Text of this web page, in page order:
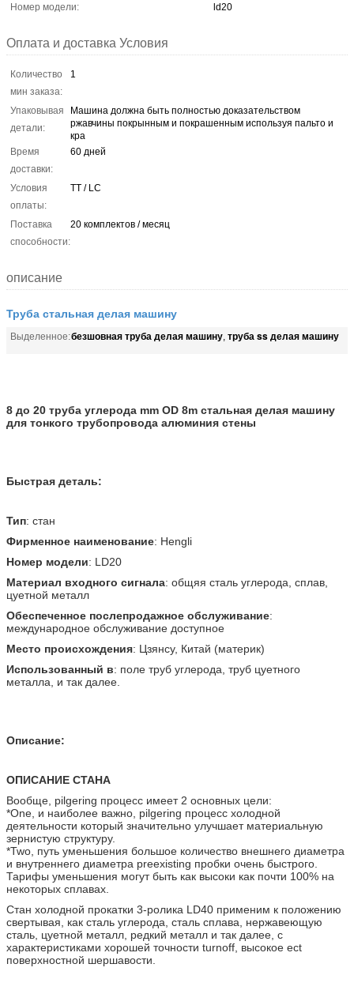
Номер модели:
ld20
Оплата и доставка Условия
Количество
мин заказа:
1
Упаковывая
детали:
Машина должна быть полностью доказательством
ржавчины покрынным и покрашенным используя пальто и
кра
Время
доставки:
60 дней
Условия
оплаты:
TT / LC
Поставка
способности:
20 комплектов / месяц
описание
Труба стальная делая машину
Выделенное:безшовная труба делая машину, труба ss делая машину
8 до 20 труба углерода mm OD 8m стальная делая машину
для тонкого трубопровода алюминия стены
Быстрая деталь:
Тип: стан
Фирменное наименование: Hengli
Номер модели: LD20
Материал входного сигнала: общяя сталь углерода, сплав,
цуетной металл
Обеспеченное послепродажное обслуживание:
международное обслуживание доступное
Место происхождения: Цзянсу, Китай (материк)
Использованный в: поле труб углерода, труб цуетного
металла, и так далее.
Описание:
ОПИСАНИЕ СТАНА
Вообще, pilgering процесс имеет 2 основных цели:
*One, и наиболее важно, pilgering процесс холодной
деятельности который значительно улучшает материальную
зернистую структуру.
*Two, путь уменьшения большое количество внешнего диаметра
и внутреннего диаметра preexisting пробки очень быстрого.
Тарифы уменьшения могут быть как высоки как почти 100% на
некоторых сплавах.
Стан холодной прокатки 3-ролика LD40 применим к положению
свертывая, как сталь углерода, сталь сплава, нержавеющую
сталь, цуетной металл, редкий металл и так далее, с
характеристиками хорошей точности turnoff, высокое ect
поверхностной шершавости.